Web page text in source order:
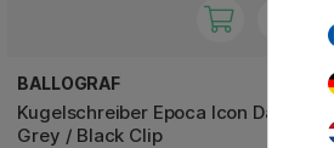
BALLOGRAF
Kugelschreiber Epoca Icon Dark
Grey / Black Clip